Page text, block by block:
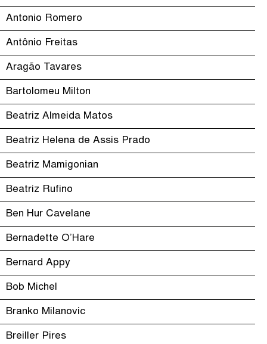
Antonio Romero
Antônio Freitas
Aragão Tavares
Bartolomeu Milton
Beatriz Almeida Matos
Beatriz Helena de Assis Prado
Beatriz Mamigonian
Beatriz Rufino
Ben Hur Cavelane
Bernadette O’Hare
Bernard Appy
Bob Michel
Branko Milanovic
Breiller Pires